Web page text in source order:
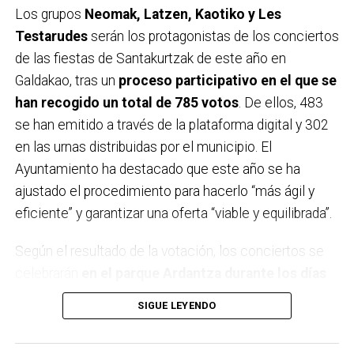
Los grupos Neomak, Latzen, Kaotiko y Les
Testarudesserán los protagonistas de los conciertos
de las fiestas de Santakurtzak de este año en
Galdakao, tras un proceso participativo en el que se
han recogido un total de 785 votos. De ellos, 483
se han emitido a través de la plataforma digital y 302
en las urnas distribuidas por el municipio. El
Ayuntamiento ha destacado que este año se ha
ajustado el procedimiento para hacerlo “más ágil y
eficiente” y garantizar una oferta “viable y equilibrada”.
Según el resultado de la votación, los conciertos se
11, 12, 18 y 19 de septiembre,coincidiendo con los
dos fines de semana festivos. El comité de fiestas ha
sido el encargado de elegir el concierto del 11 de
SIGUE LEYENDO